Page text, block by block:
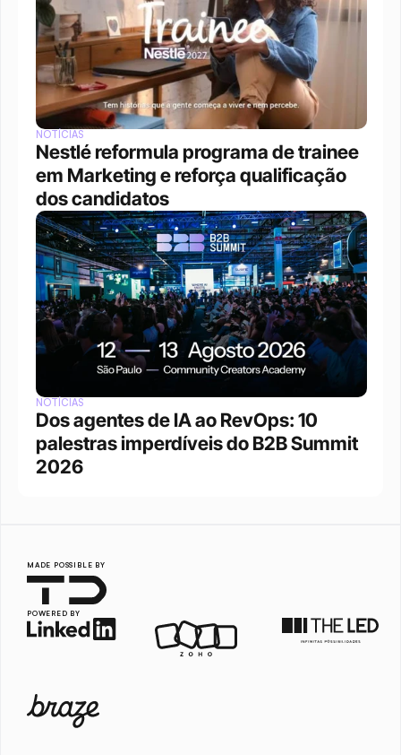
NOTÍCIAS
Nestlé reformula programa de trainee
em Marketing e reforça qualificação
dos candidatos
NOTÍCIAS
Dos agentes de IA ao RevOps: 10
palestras imperdíveis do B2B Summit
2026
MADE POSSIBLE BY
POWERED BY